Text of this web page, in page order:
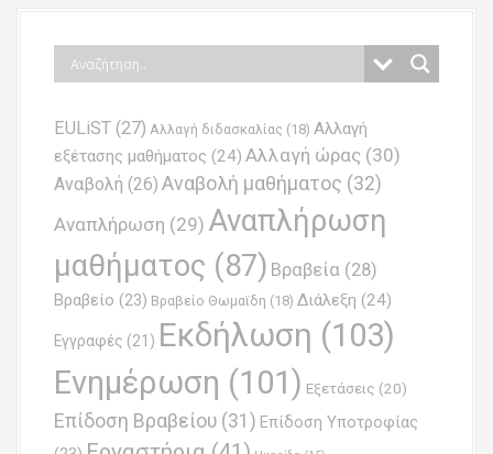
EULiST (27) Αλλαγή διδασκαλίας (18) Αλλαγή
εξέτασης μαθήματος (24) Αλλαγή ώρας (30)
Αναβολή (26) Αναβολή μαθήματος (32)
Αναπλήρωση (29) Αναπλήρωση
μαθήματος (87) Βραβεία (28)
Βραβείο (23) Βραβείο Θωμαϊδη (18) Διάλεξη (24)
Εγγραφές (21) Εκδήλωση (103)
Ενημέρωση (101) Εξετάσεις (20)
Επίδοση Βραβείου (31) Επίδοση Υποτροφίας